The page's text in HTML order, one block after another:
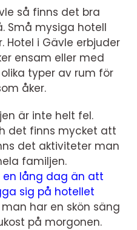
så finns det bra
Små mysiga hotell
Hotel i Gävle erbjuder
ensam eller med
typer av rum för
åker.
är inte helt fel.
det finns mycket att
det aktiviteter man
familjen.
lång dag än att
sig på hotellet
har en skön säng
på morgonen.